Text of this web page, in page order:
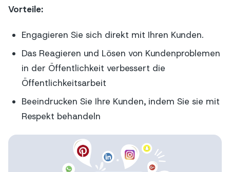
Vorteile:
Engagieren Sie sich direkt mit Ihren Kunden.
Das Reagieren und Lösen von Kundenproblemen
in der Öffentlichkeit verbessert die
Öffentlichkeitsarbeit
Beeindrucken Sie Ihre Kunden, indem Sie sie mit
Respekt behandeln